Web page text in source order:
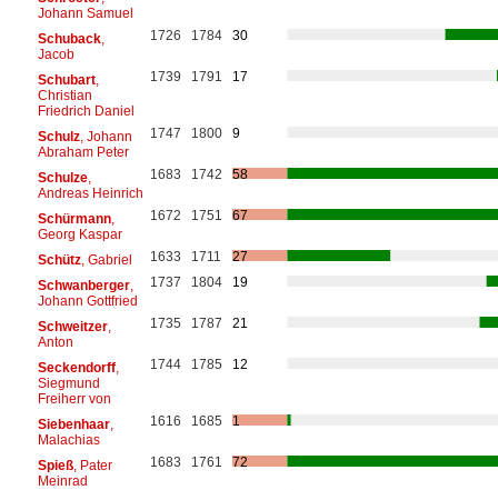
Johann Samuel
Schuback,
Jacob
1726 1784 30
Schubart,
Christian
Friedrich Daniel
1739 1791 17
Schulz, Johann
Abraham Peter
1747 1800 9
Schulze,
Andreas Heinrich
1683 1742 58
Schürmann,
Georg Kaspar
1672 1751 67
Schütz, Gabriel 1633 1711
27
Schwanberger,
Johann Gottfried
1737 1804 19
Schweitzer,
Anton
1735 1787 21
Seckendorff,
Siegmund
Freiherr von
1744 1785 12
Siebenhaar,
Malachias
1616 1685 1
Spieß, Pater
Meinrad
1683 1761 72